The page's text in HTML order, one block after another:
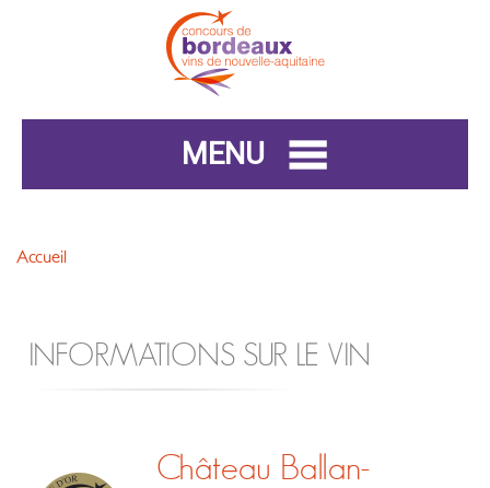
MENU
Accueil
INFORMATIONS SUR LE VIN
Château Ballan-